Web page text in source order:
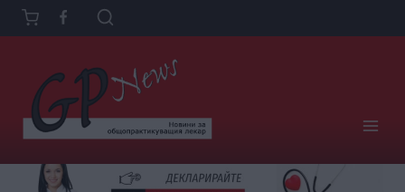
Към
съдържанието